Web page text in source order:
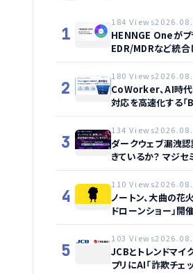
1
184 Views
HENNGE Oneがプ
EDR/MDRなど統合
強化へ
2
180 Views
CoWorker、AI時代
対応を高速化する
CoWork」を提供開
3
134 Views
ダークウェブ漏洩認
きているか？ マジ
ウェビナー開催へ
4
110 Views
ノートン、大曲の花
ドローンショー」開
セーフティ啓発
5
103 Views
JCBとトレンドマイ
プリにAI「詐欺チェ